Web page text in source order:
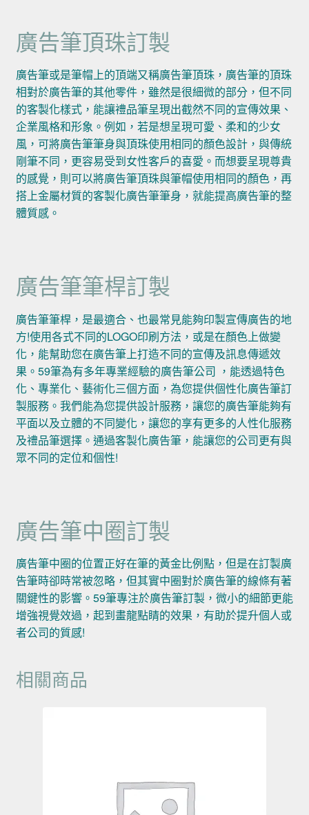
廣告筆頂珠訂製
廣告筆或是筆帽上的頂端又稱廣告筆頂珠，廣告筆的頂珠
相對於廣告筆的其他零件，雖然是很細微的部分，但不同
的客製化樣式，能讓禮品筆呈現出截然不同的宣傳效果、
企業風格和形象。例如，若是想呈現可愛、柔和的少女
風，可將廣告筆筆身與頂珠使用相同的顏色設計，與傳統
剛筆不同，更容易受到女性客戶的喜愛。而想要呈現尊貴
的感覺，則可以將廣告筆頂珠與筆帽使用相同的顏色，再
搭上金屬材質的客製化廣告筆筆身，就能提高廣告筆的整
體質感。
廣告筆筆桿訂製
廣告筆筆桿，是最適合、也最常見能夠印製宣傳廣告的地
方!使用各式不同的LOGO印刷方法，或是在顏色上做變
化，能幫助您在廣告筆上打造不同的宣傳及訊息傳遞效
果。59筆為有多年專業經驗的廣告筆公司 ，能透過特色
化、專業化、藝術化三個方面，為您提供個性化廣告筆訂
製服務。我們能為您提供設計服務，讓您的廣告筆能夠有
平面以及立體的不同變化，讓您的享有更多的人性化服務
及禮品筆選擇。通過客製化廣告筆，能讓您的公司更有與
眾不同的定位和個性!
廣告筆中圈訂製
廣告筆中圈的位置正好在筆的黃金比例點，但是在訂製廣
告筆時卻時常被忽略，但其實中圈對於廣告筆的線條有著
關鍵性的影響。59筆專注於廣告筆訂製，微小的細節更能
增強視覺效過，起到畫龍點睛的效果，有助於提升個人或
者公司的質感!
相關商品